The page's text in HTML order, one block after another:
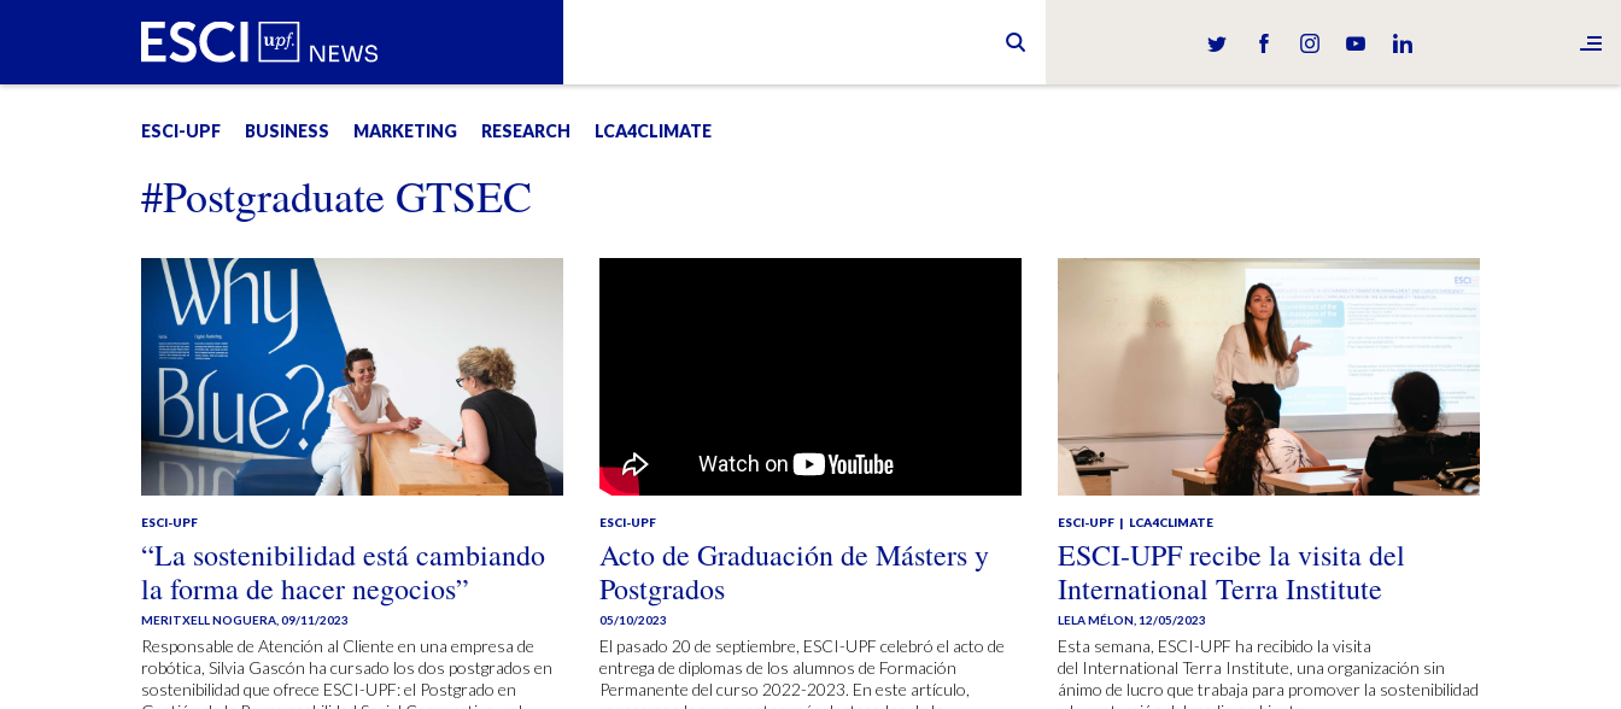
ESCI-UPF BUSINESS MARKETING RESEARCH LCA4CLIMATE
#Postgraduate GTSEC
ESCI-UPF
“La sostenibilidad está cambiando
la forma de hacer negocios”
MERITXELL NOGUERA 09/11/2023
Responsable de Atención al Cliente en una empresa de
robótica, Silvia Gascón ha cursado los dos postgrados en
sostenibilidad que ofrece ESCI-UPF: el Postgrado en
ESCI-UPF
Acto de Graduación de Másters y
Postgrados
05/10/2023
El pasado 20 de septiembre, ESCI-UPF celebró el acto de
entrega de diplomas de los alumnos de Formación
Permanente del curso 2022-2023. En este artículo,
ESCI-UPF LCA4CLIMATE
ESCI-UPF recibe la visita del
International Terra Institute
LELA MÉLON 12/05/2023
Esta semana, ESCI-UPF ha recibido la visita
del International Terra Institute, una organización sin
ánimo de lucro que trabaja para promover la sostenibilidad